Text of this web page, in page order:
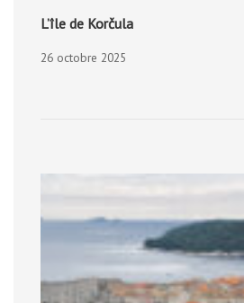
L’île de Korčula
26 octobre 2025